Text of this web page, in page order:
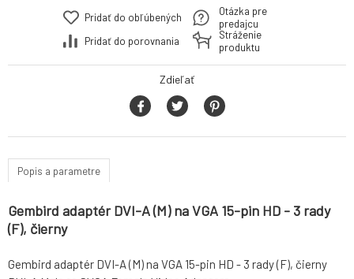
Pridať do obľúbených
Pridať do porovnania
Otázka pre
predajcu
Stráženie
produktu
Zdieľať
Popis a parametre
Gembird adaptér DVI-A (M) na VGA 15-pin HD - 3 rady
(F), čierny
Gembird adaptér DVI-A (M) na VGA 15-pin HD - 3 rady (F), čierny